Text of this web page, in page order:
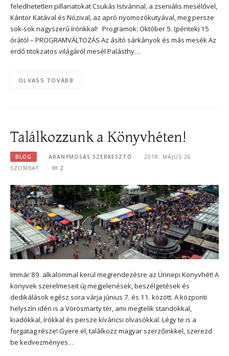
feledhetetlen pillanatokat Csukás Istvánnal, a zseniális mesélővel,
Kántor Katával és Nózival, az apró nyomozókutyával, meg persze
sok-sok nagyszerű írónkkal! Programok: Október 5. (péntek) 15
órától – PROGRAMVÁLTOZÁS Az ásító sárkányok és más mesék Az
erdő titokzatos világáról mesél Palásthy…
OLVASS TOVÁBB
Találkozzunk a Könyvhéten!
BLOG ARANYMOSÁS SZERKESZTŐ
2018. MÁJUS 26.
SZOMBAT
2
Immár 89. alkalommal kerül megrendezésre az Ünnepi Könyvhét! A
könyvek szerelmeseit új megjelenések, beszélgetések és
dedikálások egész sora várja június 7. és 11. között. A központi
helyszín idén is a Vörösmarty tér, ami megtelik standokkal,
kiadókkal, írókkal és persze kíváncsi olvasókkal. Légy te is a
forgatag része! Gyere el, találkozz magyar szerzőinkkel, szerezd
be kedvezményes…